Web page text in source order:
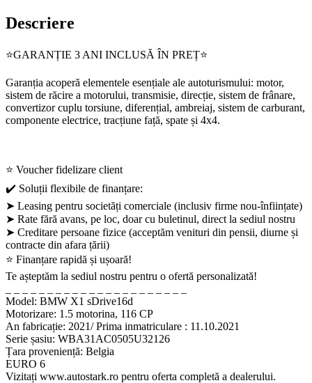
Descriere
⭐GARANȚIE 3 ANI INCLUSĂ ÎN PREȚ⭐
Garanția acoperă elementele esențiale ale autoturismului: motor,
sistem de răcire a motorului, transmisie, direcție, sistem de frânare,
convertizor cuplu torsiune, diferențial, ambreiaj, sistem de carburant,
componente electrice, tracțiune față, spate și 4x4.
⭐ Voucher fidelizare client
✔️ Soluții flexibile de finanțare:
‎➤ Leasing pentru societăți comerciale (inclusiv firme nou-înființate)
➤ Rate fără avans, pe loc, doar cu buletinul, direct la sediul nostru
➤ Creditare persoane fizice (acceptăm venituri din pensii, diurne și
contracte din afara țării)
⭐ Finanțare rapidă și ușoară!
Te așteptăm la sediul nostru pentru o ofertă personalizată!
Model: BMW X1 sDrive16d
Motorizare: 1.5 motorina, 116 CP
An fabricație: 2021/ Prima inmatriculare : 11.10.2021
Serie șasiu: WBA31AC0505U32126
Țara proveniență: Belgia
EURO 6
Vizitați www.autostark.ro pentru oferta completă a dealerului.